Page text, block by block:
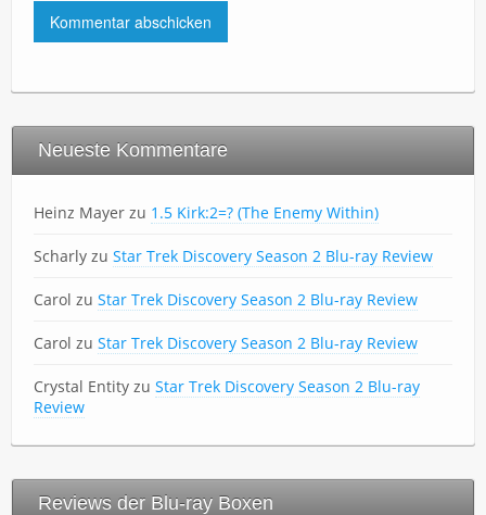
Neueste Kommentare
Heinz Mayer zu 1.5 Kirk:2=? (The Enemy Within)
Scharly zu Star Trek Discovery Season 2 Blu-ray Review
Carol zu Star Trek Discovery Season 2 Blu-ray Review
Carol zu Star Trek Discovery Season 2 Blu-ray Review
Crystal Entity zu Star Trek Discovery Season 2 Blu-ray
Review
Reviews der Blu-ray Boxen